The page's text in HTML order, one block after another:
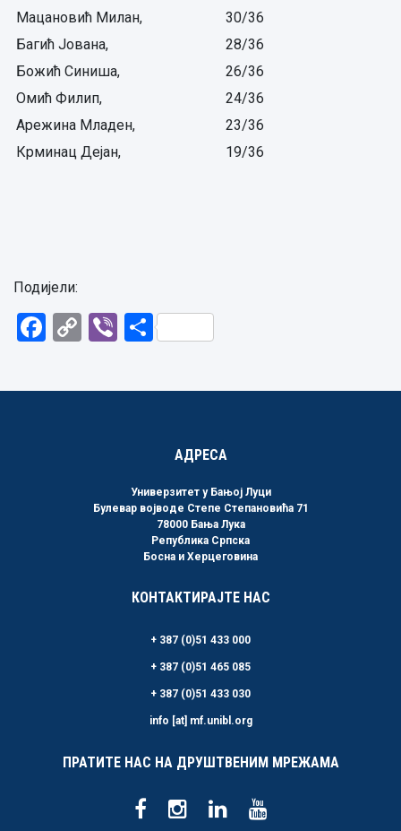
Мацановић Милан,
30/36
Багић Јована,
28/36
Божић Синиша,
26/36
Омић Филип,
24/36
Арежина Младен,
23/36
Крминац Дејан,
19/36
Подијели:
Facebook
CopyViberShare
АДРЕСА
Универзитет у Бањој Луци
Булевар војводе Степе Степановића 71
78000 Бања Лука
Република Српска
Босна и Херцеговина
КОНТАКТИРАЈТЕ НАС
+ 387 (0)51 433 000
+ 387 (0)51 465 085
+ 387 (0)51 433 030
info [at] mf.unibl.org
ПРАТИТЕ НАС НА ДРУШТВЕНИМ МРЕЖАМА